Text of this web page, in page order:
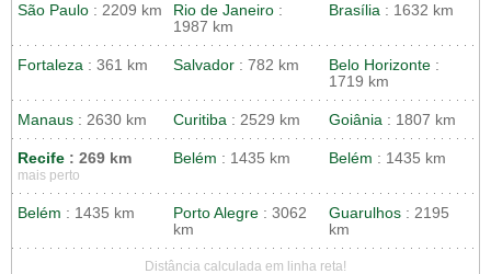
São Paulo : 2209 km Rio de Janeiro :
1987 km
Brasília : 1632 km
Fortaleza : 361 km Salvador : 782 km Belo Horizonte :
1719 km
Manaus : 2630 km Curitiba : 2529 km Goiânia : 1807 km
Recife : 269 km
mais perto
Belém : 1435 km Belém : 1435 km
Belém : 1435 km Porto Alegre : 3062
km
Guarulhos : 2195
km
Distância calculada em linha reta!